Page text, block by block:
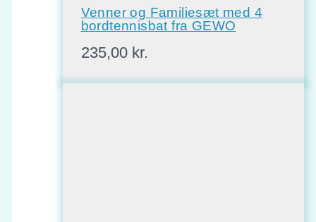
Venner og Familiesæt med 4
bordtennisbat fra GEWO
235,00 kr.